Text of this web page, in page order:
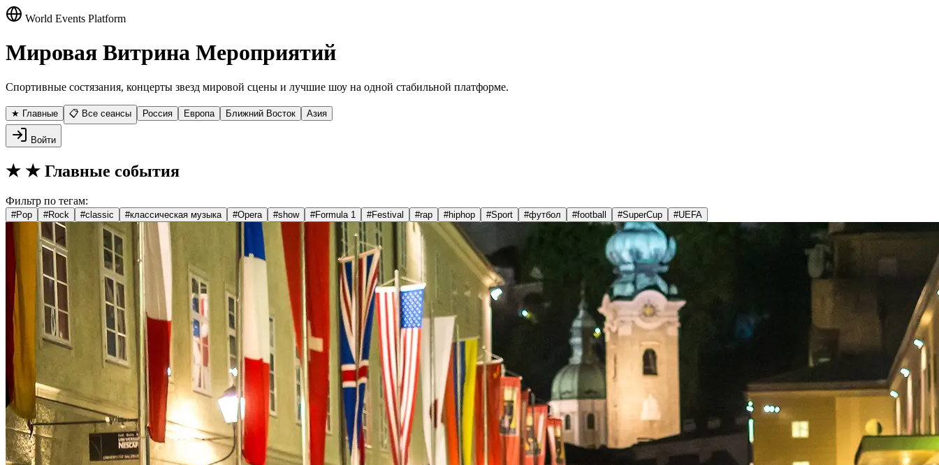
World Events Platform
Мировая Витрина Мероприятий
Спортивные состязания, концерты звезд мировой сцены и лучшие шоу на одной стабильной платформе.
★ Главные 📋 Все сеансы Россия Европа Ближний Восток Азия
Войти
★ ★ Главные события
Фильтр по тегам:
#Pop #Rock #classic #классическая музыка #Opera #show #Formula 1 #Festival #rap #hiphop #Sport #футбол #football #SuperCup #UEFA